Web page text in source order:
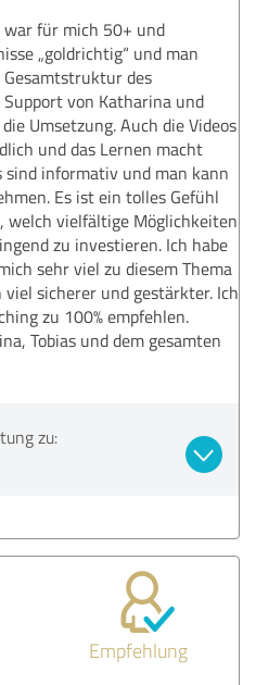
war für mich 50+ und
„goldrichtig“ und man
des
von Katharina und
Umsetzung. Auch die Videos
und das Lernen macht
sind informativ und man kann
Es ist ein tolles Gefühl
welch vielfältige Möglichkeiten
zu investieren. Ich habe
sehr viel zu diesem Thema
sicherer und gestärkter. Ich
zu 100% empfehlen.
Tobias und dem gesamten
zu:
Empfehlung